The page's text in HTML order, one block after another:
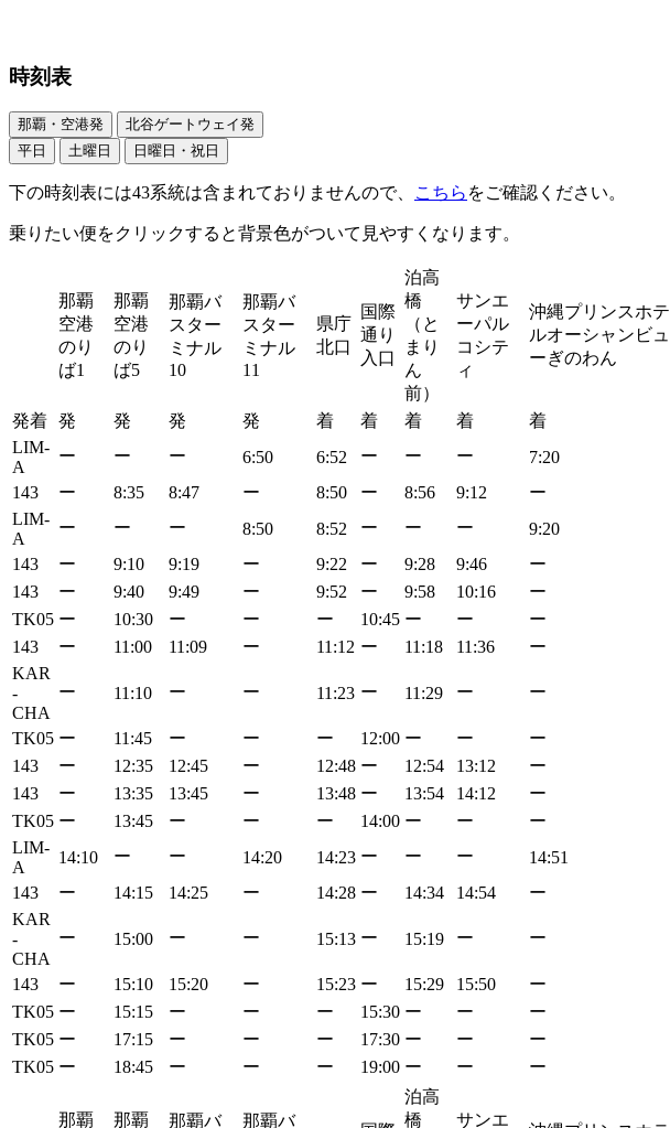
時刻表
那覇・空港発
北谷ゲートウェイ発
平日
土曜日 日曜日・祝日
下の時刻表には43系統は含まれておりませんので、 こちら をご確認ください。
乗りたい便をクリックすると背景色がついて見やすくなります。
那覇
空港
のり
ば1
那覇
空港
のり
ば5
那覇バ
スター
ミナル
10
那覇バ
スター
ミナル
11
県庁
北口
国際
通り
入口
泊高
橋
（と
まり
ん
前）
サンエ
ーパル
コシテ
ィ
沖縄プリンスホテ
ルオーシャンビュ
ーぎのわん
発着 発 発 発 発 着 着 着 着 着
LIM-
A
ー ー ー 6:50 6:52 ー ー ー 7:20
143
ー 8:35 8:47 ー 8:50 ー 8:56 9:12 ー
LIM-
A
ー ー ー 8:50 8:52 ー ー ー 9:20
143
ー 9:10 9:19 ー 9:22 ー 9:28 9:46 ー
143
ー 9:40 9:49 ー 9:52 ー 9:58 10:16 ー
TK05 ー 10:30 ー ー ー 10:45 ー ー ー
143
ー 11:00 11:09 ー 11:12 ー 11:18 11:36 ー
KAR
-
CHA
ー 11:10 ー ー 11:23 ー 11:29 ー ー
TK05 ー 11:45 ー ー ー 12:00 ー ー ー
143
ー 12:35 12:45 ー 12:48 ー 12:54 13:12 ー
143
ー 13:35 13:45 ー 13:48 ー 13:54 14:12 ー
TK05 ー 13:45 ー ー ー 14:00 ー ー ー
LIM-
A
14:10 ー ー 14:20 14:23 ー ー ー 14:51
143
ー 14:15 14:25 ー 14:28 ー 14:34 14:54 ー
KAR
-
CHA
ー 15:00 ー ー 15:13 ー 15:19 ー ー
143 ー 15:10 15:20 ー 15:23 ー 15:29 15:50 ー
TK05 ー 15:15 ー ー ー 15:30 ー ー ー
TK05 ー 17:15 ー ー ー 17:30 ー ー ー
TK05 ー 18:45 ー ー ー 19:00 ー ー ー
那覇
那覇
那覇バ
那覇バ
泊高
橋
サンエ